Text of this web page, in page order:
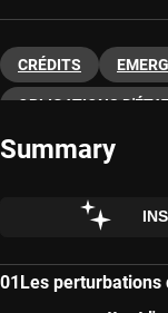
CRÉDITS
OBLIGATIONS
Summary
Les